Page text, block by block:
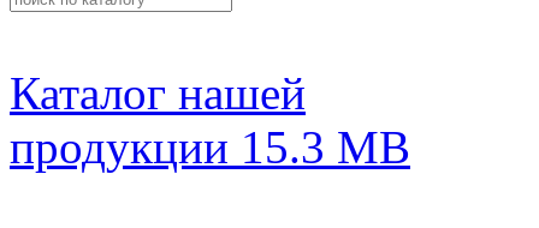
Каталог нашей
продукции 15.3 MB